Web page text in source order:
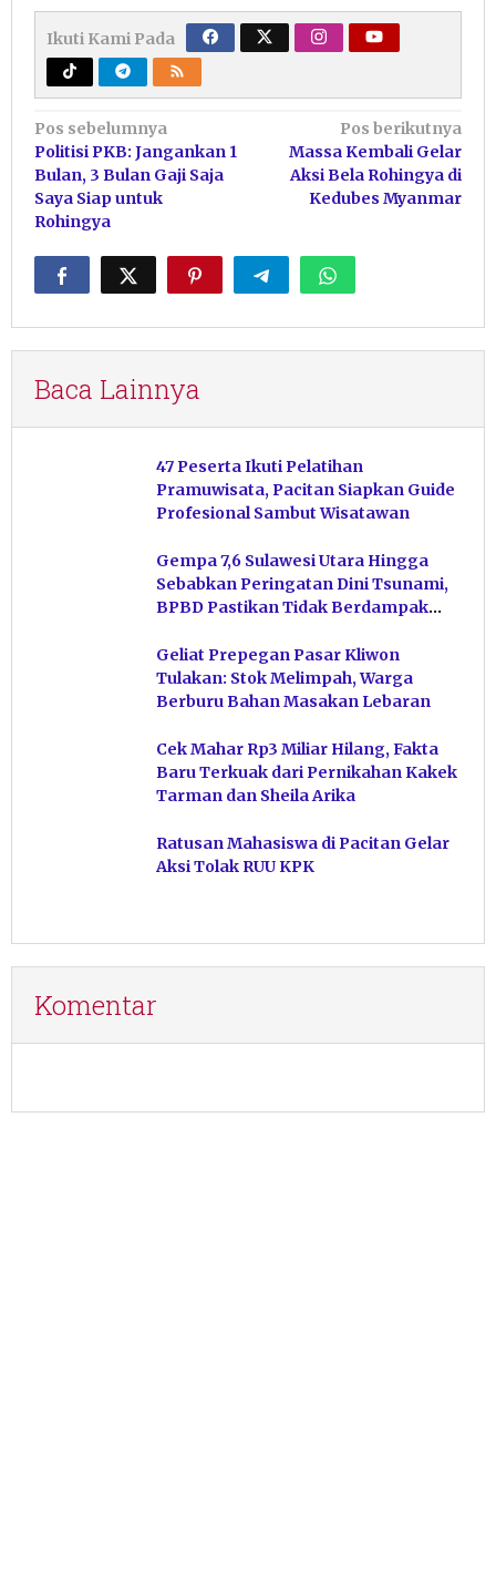
Ikuti Kami Pada
Navigasi
pos
Pos sebelumnya
Politisi PKB: Jangankan 1
Bulan, 3 Bulan Gaji Saja
Saya Siap untuk
Rohingya
Pos berikutnya
Massa Kembali Gelar
Aksi Bela Rohingya di
Kedubes Myanmar
Baca Lainnya
47 Peserta Ikuti Pelatihan
Pramuwisata, Pacitan Siapkan Guide
Profesional Sambut Wisatawan
Gempa 7,6 Sulawesi Utara Hingga
Sebabkan Peringatan Dini Tsunami,
BPBD Pastikan Tidak Berdampak
Geliat Prepegan Pasar Kliwon
Tulakan: Stok Melimpah, Warga
Berburu Bahan Masakan Lebaran
Cek Mahar Rp3 Miliar Hilang, Fakta
Baru Terkuak dari Pernikahan Kakek
Tarman dan Sheila Arika
Ratusan Mahasiswa di Pacitan Gelar
Aksi Tolak RUU KPK
Komentar